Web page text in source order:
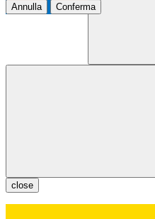
Annulla Conferma
close